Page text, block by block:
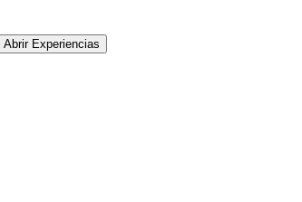
Abrir Experiencias